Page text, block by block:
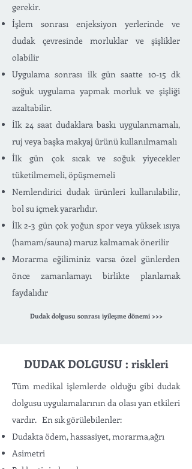
gerekir.
İşlem sonrası enjeksiyon yerlerinde ve
dudak çevresinde morluklar ve şişlikler
olabilir
Uygulama sonrası ilk gün saatte 10-15 dk
soğuk uygulama yapmak morluk ve şişliği
azaltabilir.
İlk 24 saat dudaklara baskı uygulanmamalı,
ruj veya başka makyaj ürünü kullanılmamalı
İlk gün çok sıcak ve soğuk yiyecekler
tüketilmemeli, öpüşmemeli
Nemlendirici dudak ürünleri kullanılabilir,
bol su içmek yararlıdır.
İlk 2-3 gün çok yoğun spor veya yüksek ısıya
(hamam/sauna) maruz kalmamak önerilir
Morarma eğiliminiz varsa özel günlerden
önce zamanlamayı birlikte planlamak
faydalıdır
Dudak dolgusu sonrası iyileşme dönemi >>>
DUDAK DOLGUSU : riskleri
Tüm medikal işlemlerde olduğu gibi dudak
dolgusu uygulamalarının da olası yan etkileri
vardır. En sık görülebilenler:
Dudakta ödem, hassasiyet, morarma,ağrı
Asimetri